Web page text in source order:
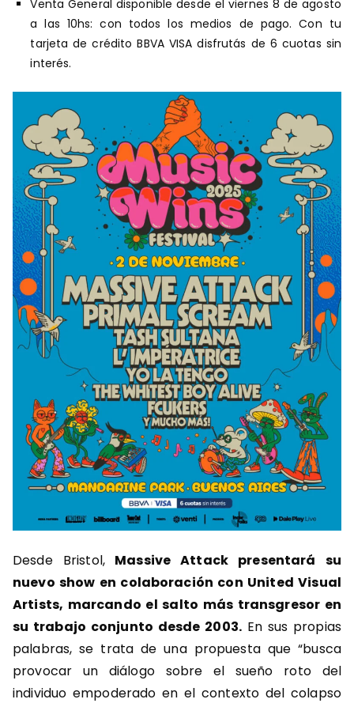
Venta General disponible desde el viernes 8 de agosto
a las 10hs: con todos los medios de pago. Con tu
tarjeta de crédito BBVA VISA disfrutás de 6 cuotas sin
interés.
Desde Bristol,Massive Attack presentará su
nuevo show en colaboración con United Visual
Artists, marcando el salto más transgresor en
su trabajo conjunto desde 2003.En sus propias
palabras, se trata de una propuesta que “busca
provocar un diálogo sobre el sueño roto del
individuo empoderado en el contexto del colapso